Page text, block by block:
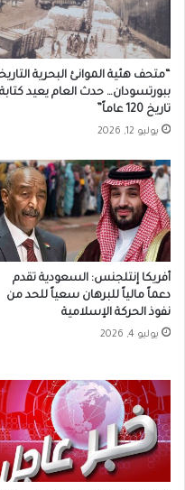
“متحف هئية الموانئ البحرية
ببورتسودان… حدث العام يعيد كتابة
تاريخ 120 عاماً”
يوليو 12, 2026
أفريكا إنتلجنس: السعودية تقدم
دعماً مالياً للبرهان سعياً للحد من
نفوذ الحركة الإسلامية
يوليو 4, 2026